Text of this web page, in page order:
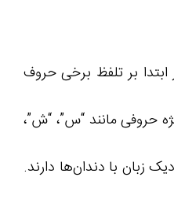
ابتدا بر تلفظ برخی حروف
حروفی مانند “س”، “ش”،
زبان با دندان‌ها دارند.